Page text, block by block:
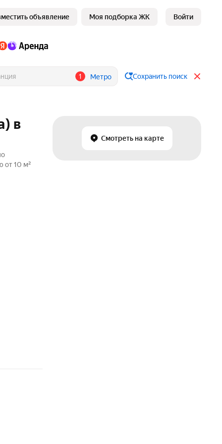
объявление Моя подборка ЖК Войти
1 Метро Сохранить поиск
Смотреть на карте
в
от 10 м²